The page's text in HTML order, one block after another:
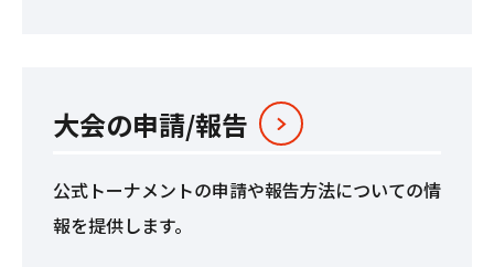
大会の申請/報告
公式トーナメントの申請や報告方法についての情
報を提供します。